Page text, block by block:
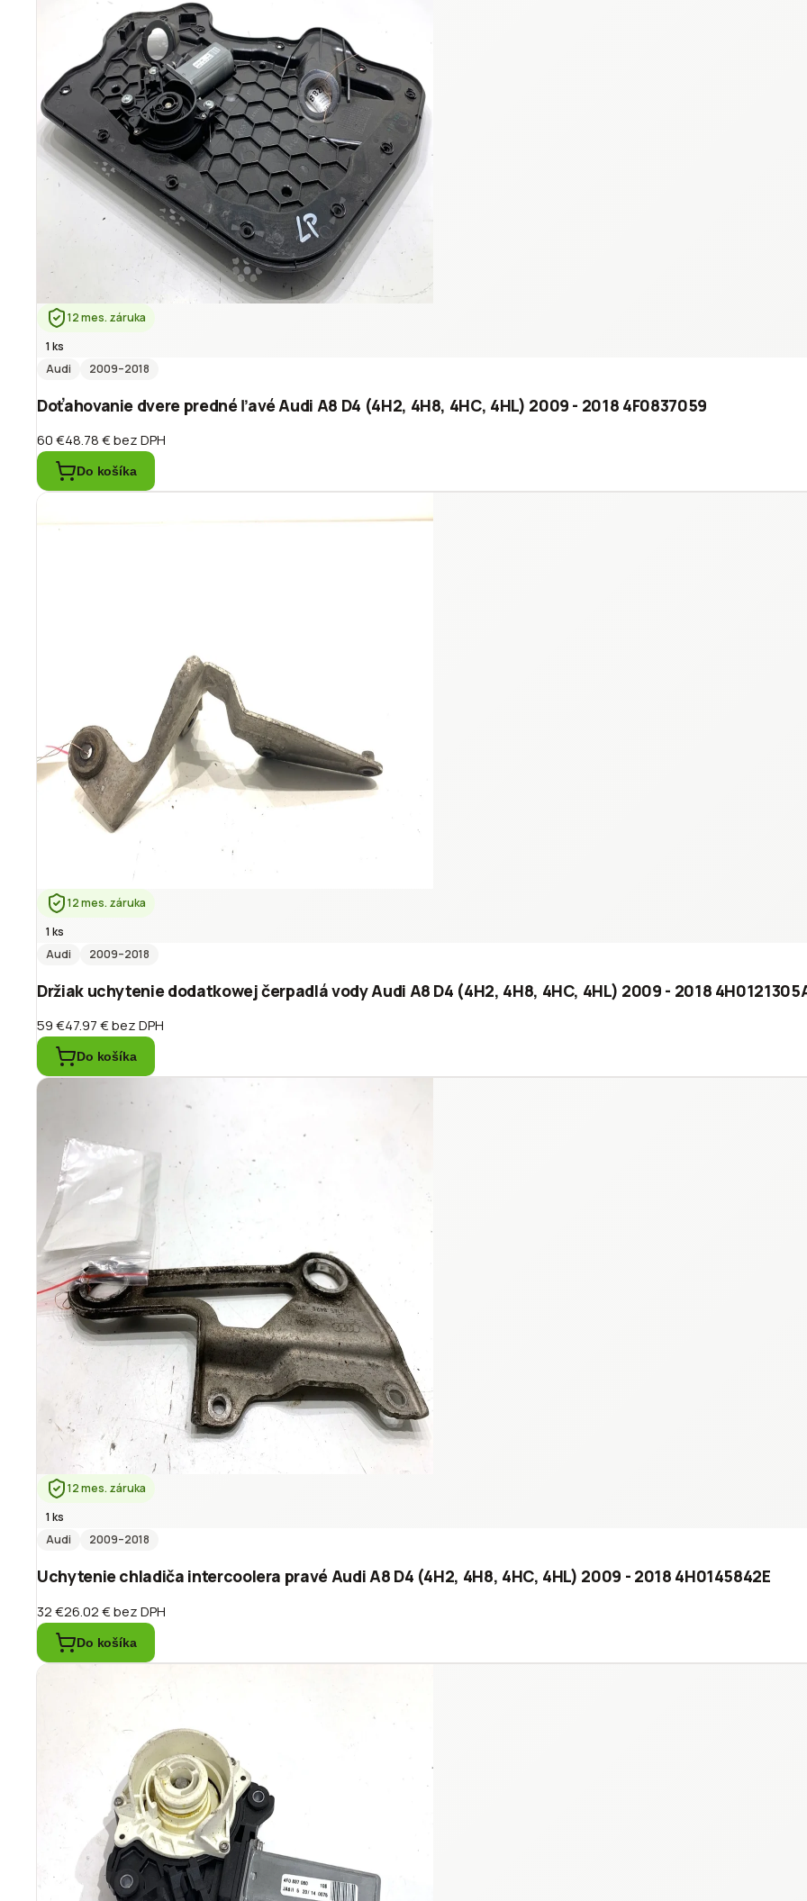
12 mes. záruka
1 ks
Audi
2009–2018
Doťahovanie dvere predné ľavé Audi A8 D4 (4H2, 4H8, 4HC, 4HL) 2009 - 2018 4F0837059
60 €48.78 €bez DPH
Do košíka
12 mes. záruka
1 ks
Audi
2009–2018
Držiak uchytenie dodatkowej čerpadlá vody Audi A8 D4 (4H2, 4H8, 4HC, 4HL) 2009 - 2018
59 €47.97 €bez DPH
Do košíka
12 mes. záruka
1 ks
Audi
2009–2018
Uchytenie chladiča intercoolera pravé Audi A8 D4 (4H2, 4H8, 4HC, 4HL) 2009 - 2018 4H0145842E
32 €26.02 €bez DPH
Do košíka